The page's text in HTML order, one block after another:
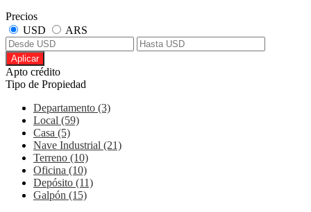
Precios
USD
ARS
Aplicar
Apto crédito
Tipo de Propiedad
Departamento (3)
Local (59)
Casa (5)
Nave Industrial (21)
Terreno (10)
Oficina (10)
Depósito (11)
Galpón (15)